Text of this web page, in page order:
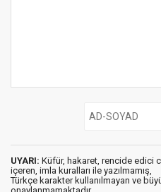
UYARI: Küfür, hakaret, rencide edici
içeren, imla kuralları ile yazılmamış,
Türkçe karakter kullanılmayan ve